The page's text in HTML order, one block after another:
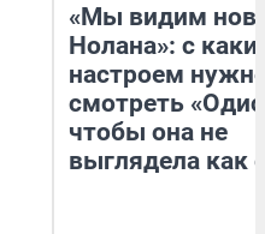
«Мы видим
Нолана»: с
настроем
смотреть
чтобы она не
выглядела как